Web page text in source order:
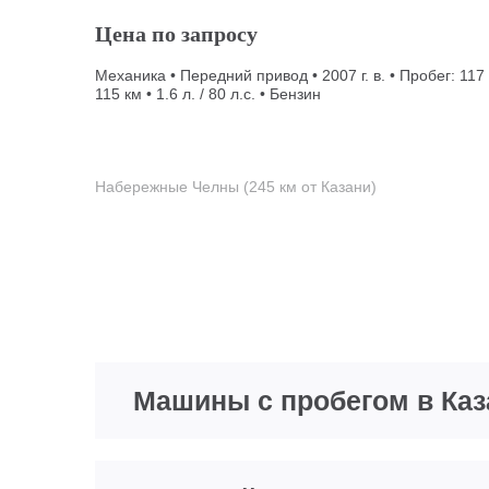
Цена по запросу
Механика • Передний привод • 2007 г. в. • Пробег: 117
115 км • 1.6 л. / 80 л.с. • Бензин
Набережные Челны (245 км от Казани)
Машины с пробегом в